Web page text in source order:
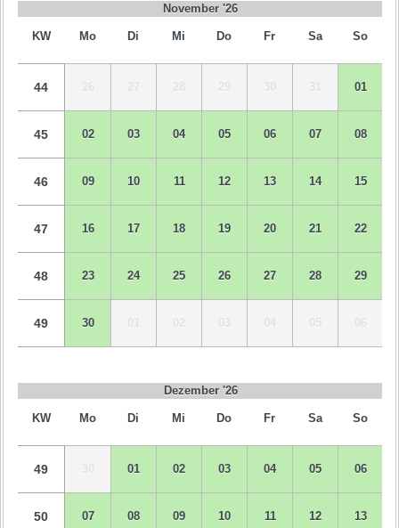
November '26
KW Mo Di Mi Do Fr Sa So
44 26 27 28 29 30 31 01
45 02 03 04 05 06 07 08
46 09 10 11 12 13 14 15
47 16 17 18 19 20 21 22
48 23 24 25 26 27 28 29
49 30 01 02 03 05 06
Dezember '26
KW Mo Di Mi Do Fr Sa So
49 30 01 02 03 04 05 06
50 07 08 09 10 11 12 13